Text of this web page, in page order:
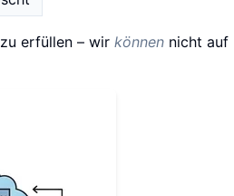
erfüllen – wir können nicht auf